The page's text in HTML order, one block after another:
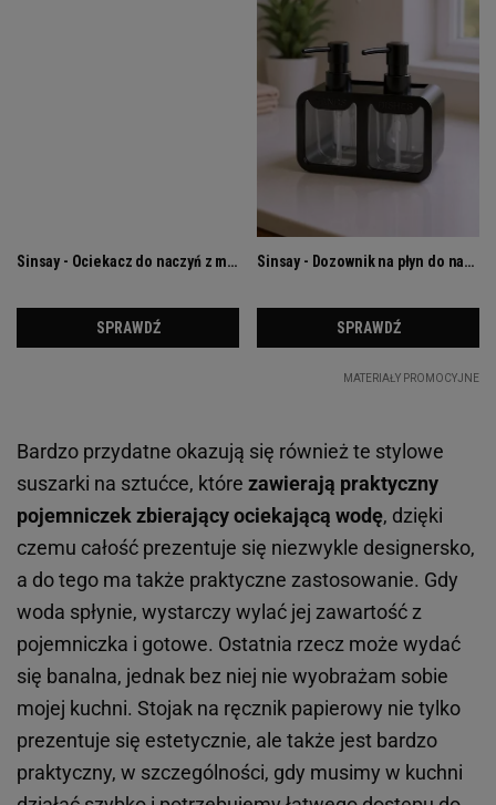
Bardzo przydatne okazują się również te stylowe
suszarki na sztućce, które zawierają praktyczny
pojemniczek zbierający ociekającą wodę, dzięki
czemu całość prezentuje się niezwykle designersko,
a do tego ma także praktyczne zastosowanie. Gdy
woda spłynie, wystarczy wylać jej zawartość z
pojemniczka i gotowe. Ostatnia rzecz może wydać
się banalna, jednak bez niej nie wyobrażam sobie
mojej kuchni. Stojak na ręcznik papierowy nie tylko
prezentuje się estetycznie, ale także jest bardzo
praktyczny, w szczególności, gdy musimy w kuchni